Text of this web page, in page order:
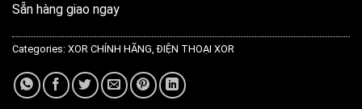
Sẵn hàng giao ngay
Categories: XOR CHÍNH HÃNG,ĐIỆN THOẠI XOR